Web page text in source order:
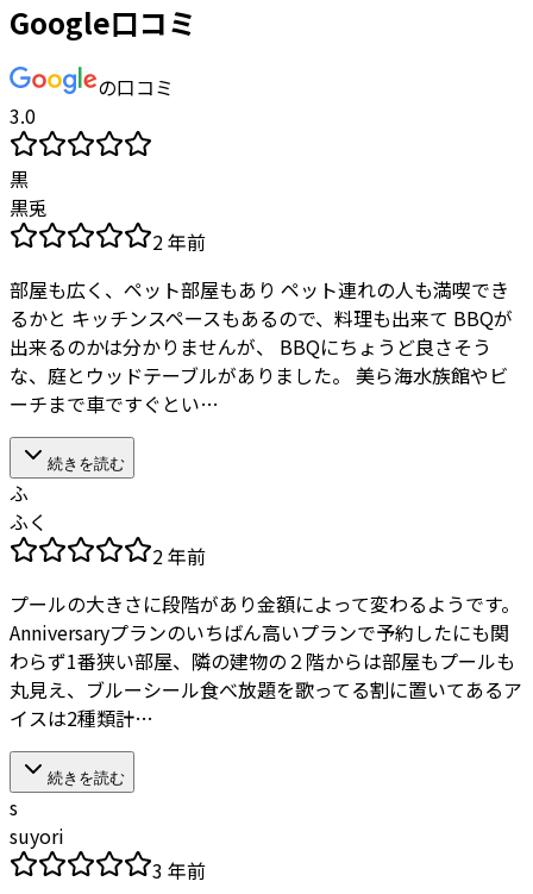
Google口コミ
の口コミ
3.0
黒
黒兎
2 年前
部屋も広く、ペット部屋もあり ペット連れの人も満喫でき
るかと キッチンスペースもあるので、料理も出来て BBQが
出来るのかは分かりませんが、 BBQにちょうど良さそう
な、庭とウッドテーブルがありました。 美ら海水族館やビ
ーチまで車ですぐとい…
続きを読む
ふ
ふく
2 年前
プールの大きさに段階があり金額によって変わるようです。
Anniversaryプランのいちばん高いプランで予約したにも関
わらず1番狭い部屋、隣の建物の２階からは部屋もプールも
丸見え、ブルーシール食べ放題を歌ってる割に置いてあるア
イスは2種類計…
続きを読む
s
suyori
3 年前